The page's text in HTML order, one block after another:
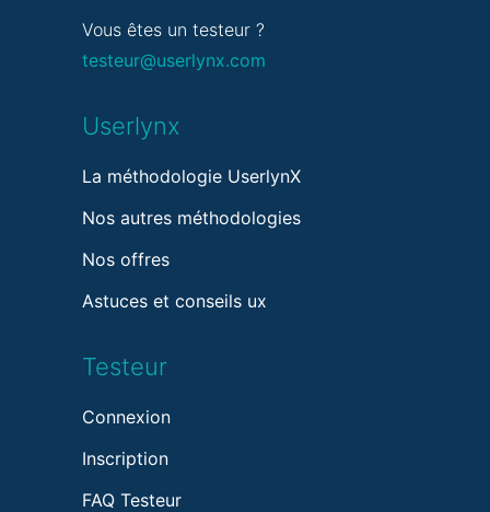
Vous êtes un testeur ?
testeur@userlynx.com
Userlynx
La méthodologie UserlynX
Nos autres méthodologies
Nos offres
Astuces et conseils ux
Testeur
Connexion
Inscription
FAQ Testeur